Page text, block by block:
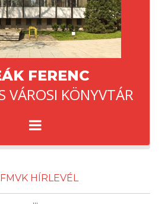
FERENC
VÁROSI KÖNYVTÁR
HÍRLEVÉL
...